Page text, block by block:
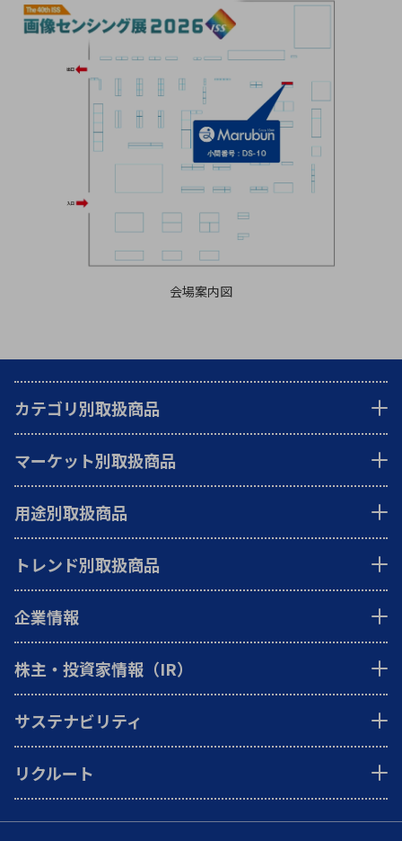
会場案内図
カテゴリ別取扱商品
マーケット別取扱商品
用途別取扱商品
トレンド別取扱商品
企業情報
株主・投資家情報（IR）
サステナビリティ
リクルート